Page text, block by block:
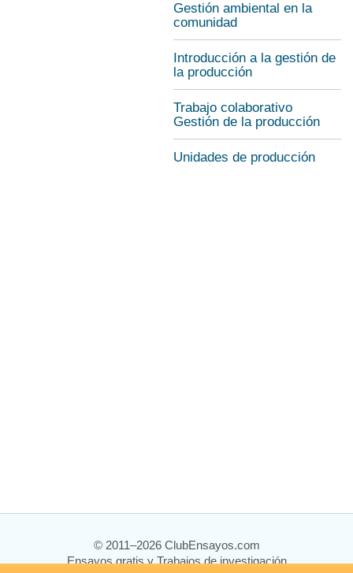
Gestión ambiental en la
comunidad
Introducción a la gestión de
la producción
Trabajo colaborativo
Gestión de la producción
Unidades de producción
© 2011–2026 ClubEnsayos.com
Ensayos gratis y Trabajos de investigación